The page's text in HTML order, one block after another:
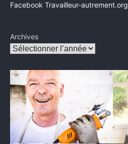
Facebook Travailleur-autrement.org
Archives